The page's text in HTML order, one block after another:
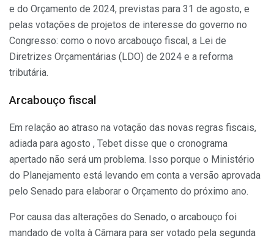
e do Orçamento de 2024, previstas para 31 de agosto, e
pelas votações de projetos de interesse do governo no
Congresso: como o novo arcabouço fiscal, a Lei de
Diretrizes Orçamentárias (LDO) de 2024 e a reforma
tributária.
Arcabouço fiscal
Em relação ao atraso na votação das novas regras fiscais,
adiada para agosto , Tebet disse que o cronograma
apertado não será um problema. Isso porque o Ministério
do Planejamento está levando em conta a versão aprovada
pelo Senado para elaborar o Orçamento do próximo ano.
Por causa das alterações do Senado, o arcabouço foi
mandado de volta à Câmara para ser votado pela segunda